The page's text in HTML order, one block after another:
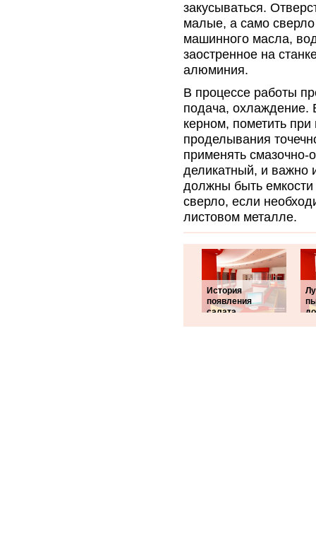
закусываться.
малые, а само
машинного масла,
заостренное на
алюминия.
В процессе работы
подача, охлаждение.
керном, пометить
проделывания
применять
деликатный, и важно
должны быть
сверло, если
листовом металле.
История
появления
салата